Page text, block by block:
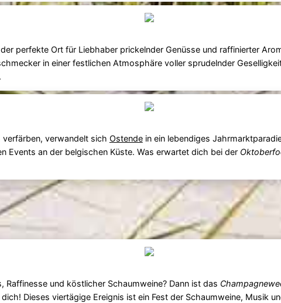
perfekte Ort für Liebhaber prickelnder Genüsse und raffinierter
in einer festlichen Atmosphäre voller sprudelnder
verwandelt sich Ostendein ein lebendiges
Events an der belgischen Küste. Was erwartet dich bei der
Raffinesse und köstlicher Schaumweine? Dann ist das
Dieses viertägige Ereignis ist ein Fest der Schaumweine, Musik